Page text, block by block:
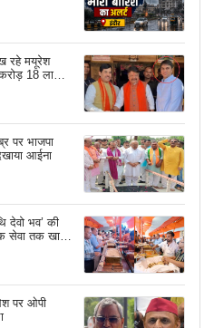
रहे मयूरेश
18 लाख
पर भाजपा
आईना
देवो भव’ की
सेवा तक खास
पर ओपी